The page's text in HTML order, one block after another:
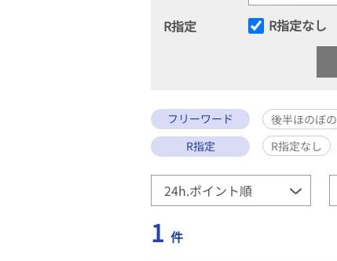
R指定
R指定なし
フリーワード
後半ほのぼの
R指定
R指定なし
1 件